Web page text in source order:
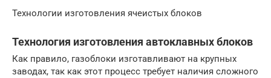
Технологии изготовления ячеистых блоков
Технология изготовления автоклавных блоков
Как правило, газоблоки изготавливают на крупных
заводах, так как этот процесс требует наличия сложного